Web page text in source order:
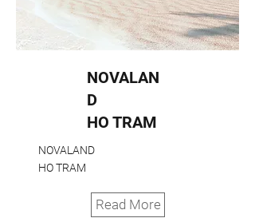
NOVALAN
D
HO TRAM
NOVALAND
HO TRAM
Read More